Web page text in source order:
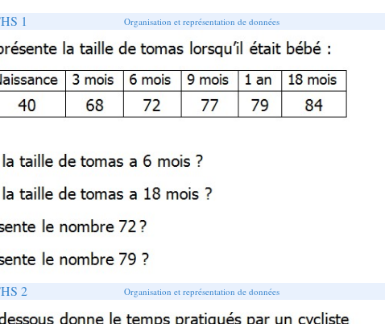
1 Organisation et représentation de données
2 Organisation et représentation de données